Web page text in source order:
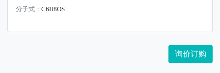
分子式： C6H8OS
询价订购